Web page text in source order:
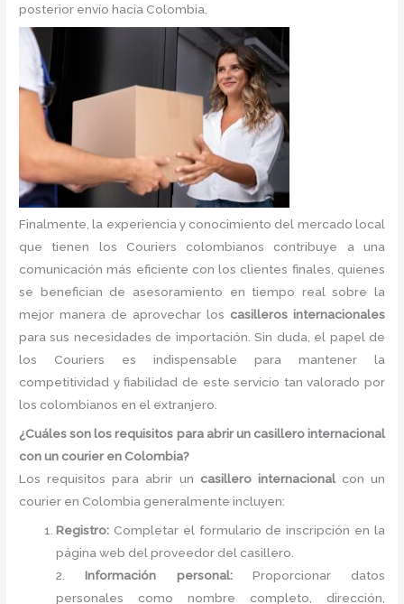
posterior envío hacia Colombia.
Finalmente, la experiencia y conocimiento del mercado local
que tienen los Couriers colombianos contribuye a una
comunicación más eficiente con los clientes finales, quienes
se benefician de asesoramiento en tiempo real sobre la
mejor manera de aprovechar los casilleros internacionales
para sus necesidades de importación. Sin duda, el papel de
los Couriers es indispensable para mantener la
competitividad y fiabilidad de este servicio tan valorado por
los colombianos en el extranjero.
¿Cuáles son los requisitos para abrir un casillero internacional
con un courier en Colombia?
Los requisitos para abrir un casillero internacionalcon un
courier en Colombia generalmente incluyen:
Registro: Completar el formulario de inscripción en la
página web del proveedor del casillero.
2.Información personal:Proporcionar datos
personales como nombre completo, dirección,